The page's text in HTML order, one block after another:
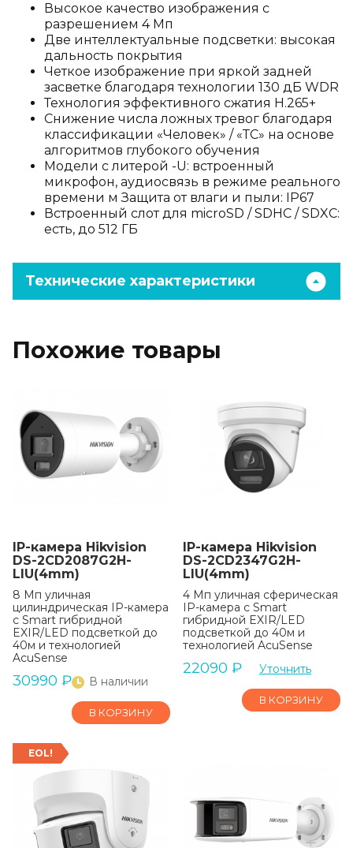
Высокое качество изображения с
разрешением 4 Мп
Две интеллектуальные подсветки: высокая
дальность покрытия
Четкое изображение при яркой задней
засветке благодаря технологии 130 дБ WDR
Технология эффективного сжатия H.265+
Снижение числа ложных тревог благодаря
классификации «Человек» / «ТС» на основе
алгоритмов глубокого обучения
Модели с литерой -U: встроенный
микрофон, аудиосвязь в режиме реального
времени м Защита от влаги и пыли: IP67
Встроенный слот для microSD / SDHC / SDXC:
есть, до 512 ГБ
Технические характеристики
Похожие товары
IP-камера Hikvision
DS-2CD2087G2H-
LIU(4mm)
8 Мп уличная
цилиндрическая IP-камера
с Smart гибридной
EXIR/LED подсветкой до
40м и технологией
AcuSense
30990 ₽ В наличии
В КОРЗИНУ
IP-камера Hikvision
DS-2CD2347G2H-
LIU(4mm)
4 Мп уличная сферическая
IP-камера с Smart
гибридной EXIR/LED
подсветкой до 40м и
технологией AcuSense
22090 ₽ Уточнить
В КОРЗИНУ
EOL!